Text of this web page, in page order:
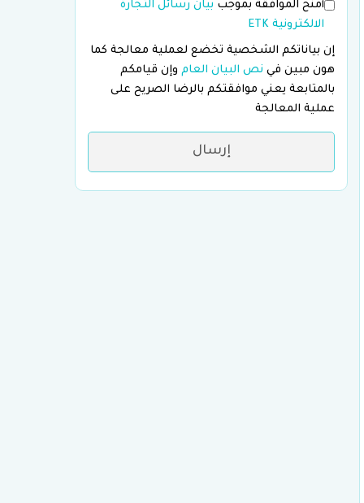
أمنح الموافقة بموجب بيان رسائل التجارة
الالكترونية ETK
إن بياناتكم الشخصية تخضع لعملية معالجة كما
هون مبين في نص البيان العام وإن قيامكم
بالمتابعة يعني موافقتكم بالرضا الصريح على
عملية المعالجة
إرسال